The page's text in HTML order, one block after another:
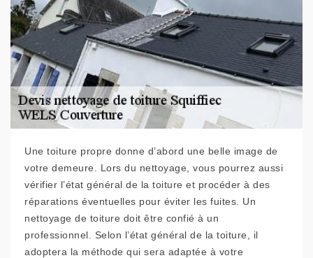
Une toiture propre donne d’abord une belle image de
votre demeure. Lors du nettoyage, vous pourrez aussi
vérifier l’état général de la toiture et procéder à des
réparations éventuelles pour éviter les fuites. Un
nettoyage de toiture doit être confié à un
professionnel. Selon l’état général de la toiture, il
adoptera la méthode qui sera adaptée à votre